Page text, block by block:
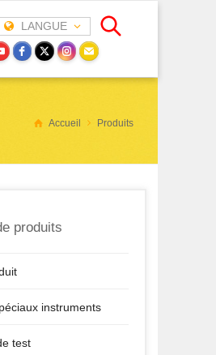
LANGUE
Accueil Produits
produits
instruments
test